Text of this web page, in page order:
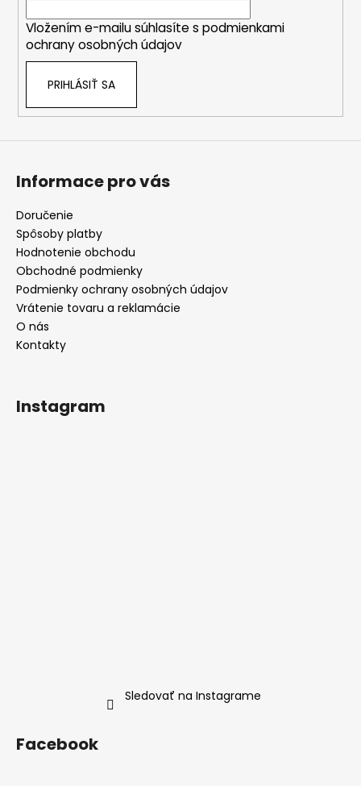
Vložením e-mailu súhlasíte s podmienkami
ochrany osobných údajov
PRIHLÁSIŤ SA
Informace pro vás
Doručenie
Spôsoby platby
Hodnotenie obchodu
Obchodné podmienky
Podmienky ochrany osobných údajov
Vrátenie tovaru a reklamácie
O nás
Kontakty
Instagram
Sledovať na Instagrame
Facebook